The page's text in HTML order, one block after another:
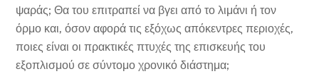
ψαράς; Θα του επιτραπεί να βγει από το λιμάνι ή τον
όρμο και, όσον αφορά τις εξόχως απόκεντρες περιοχές,
ποιες είναι οι πρακτικές πτυχές της επισκευής του
εξοπλισμού σε σύντομο χρονικό διάστημα;